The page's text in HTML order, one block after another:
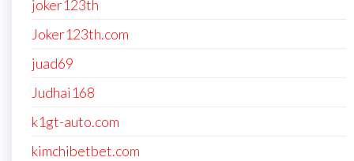
joker123th
Joker123th.com
juad69
Judhai168
k1gt-auto.com
kimchibetbet.com